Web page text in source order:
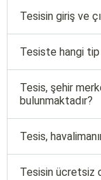
Tesisin giriş ve
Tesiste hangi
Tesis, şehir
bulunmaktadır?
Tesis,
Tesisin ücretsiz